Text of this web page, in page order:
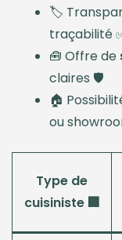
🏷️
traçabilité
🧰 Offre de
claires 🛡️
🏠
ou
Type de
cuisiniste 🏢